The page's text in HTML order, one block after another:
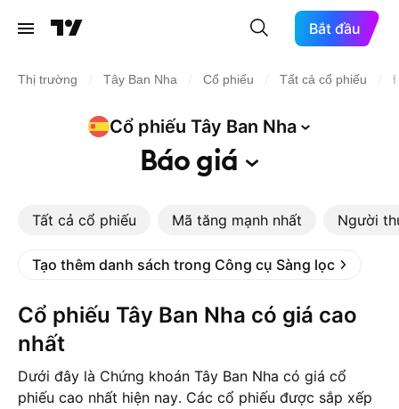
Bắt đầu
Thị trường Tây Ban Nha Cổ phiếu Tất cả cổ phiếu
Cổ phiếu Tây Ban Nha
Báogiá
Tất cả cổ phiếu Mã tăng mạnh nhất Người
Tạo thêm danh sách trong Công cụ Sàng lọc
Cổ phiếu Tây Ban Nha có giá cao
nhất
Dưới đây là Chứng khoán Tây Ban Nha có giá cổ
phiếu cao nhất hiện nay. Các cổ phiếu được sắp xếp